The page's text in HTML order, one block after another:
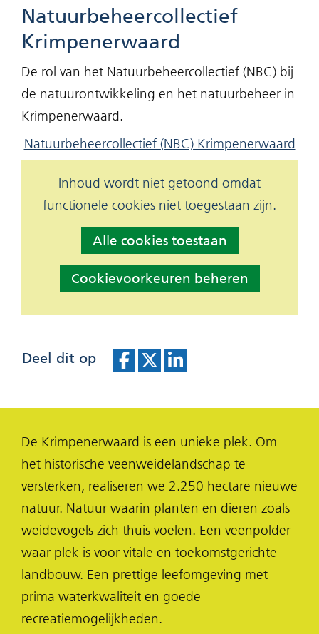
deze
website
worden
toegestaan
of
geweigerd.
Natuurbeheercollectief
Krimpenerwaard
De rol van het Natuurbeheercollectief (NBC) bij
de natuurontwikkeling en het natuurbeheer in
Krimpenerwaard.
Natuurbeheercollectief (NBC) Krimpenerwaard
Cookies
toestaan?
Inhoud wordt niet getoond omdat
functionele cookies niet toegestaan zijn.
kan
cookies
op
website
geweigerd.
Alle cookies toestaan
Cookievoorkeuren beheren
Deel dit op
e
e
n
o
p
F
a
c
e
b
e
e
n
o
p
X
(opent
in
nieuw
venster)
e
e
n
o
p
L
i
n
k
De Krimpenerwaard is een unieke plek. Om
het historische veenweidelandschap te
versterken, realiseren we 2.250 hectare nieuwe
natuur. Natuur waarin planten en dieren zoals
weidevogels zich thuis voelen. Een veenpolder
waar plek is voor vitale en toekomstgerichte
landbouw. Een prettige leefomgeving met
prima waterkwaliteit en goede
recreatiemogelijkheden.